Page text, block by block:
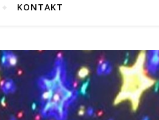
KONTAKT